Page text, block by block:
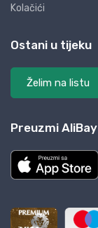
Kolačići
Ostani u tijeku
Želim na listu
Preuzmi